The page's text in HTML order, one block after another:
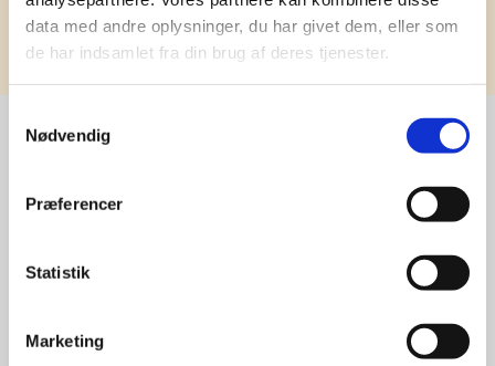
data med andre oplysninger, du har givet dem, eller som
de har indsamlet fra din brug af deres tjenester.
Nødvendig
Præferencer
Statistik
Marketing
Tilmeld